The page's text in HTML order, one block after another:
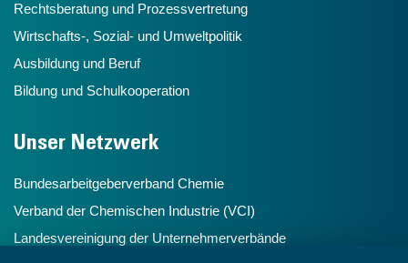
Rechtsberatung und Prozessvertretung
Wirtschafts-, Sozial- und Umweltpolitik
Ausbildung und Beruf
Bildung und Schulkooperation
Unser Netzwerk
Bundesarbeitgeberverband Chemie
Verband der Chemischen Industrie (VCI)
Landesvereinigung der Unternehmerverbände